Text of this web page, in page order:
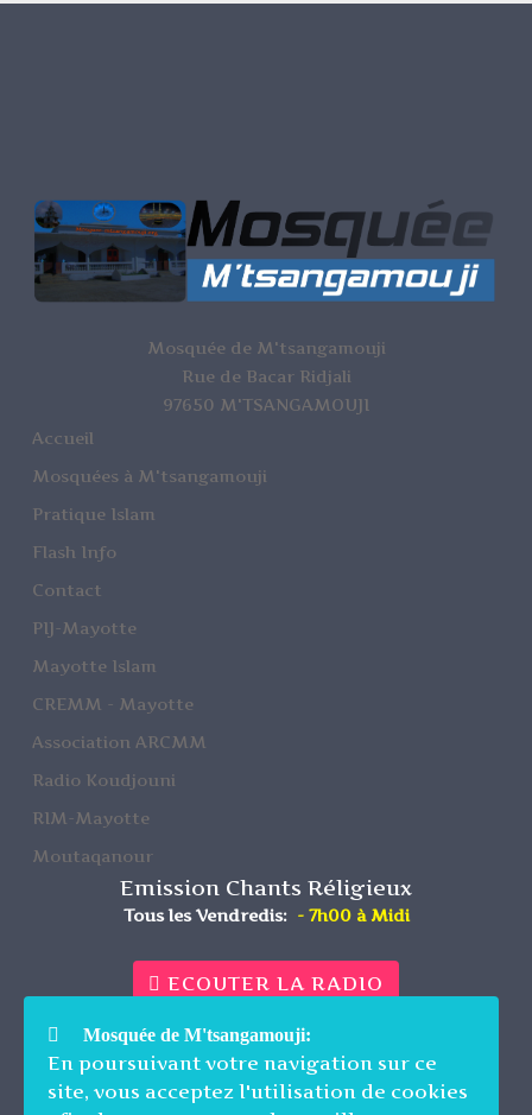
Mosquée de M'tsangamouji
Rue de Bacar Ridjali
97650 M'TSANGAMOUJI
Accueil
Mosquées à M'tsangamouji
Pratique Islam
Flash Info
Contact
PIJ-Mayotte
Mayotte Islam
CREMM - Mayotte
Association ARCMM
Radio Koudjouni
RIM-Mayotte
Moutaqanour
Emission Chants Réligieux
Tous les Vendredis: - 7h00 à Midi
ECOUTER LA RADIO
Mosquée de M'tsangamouji:
En poursuivant votre navigation sur ce
site, vous acceptez l'utilisation de cookies